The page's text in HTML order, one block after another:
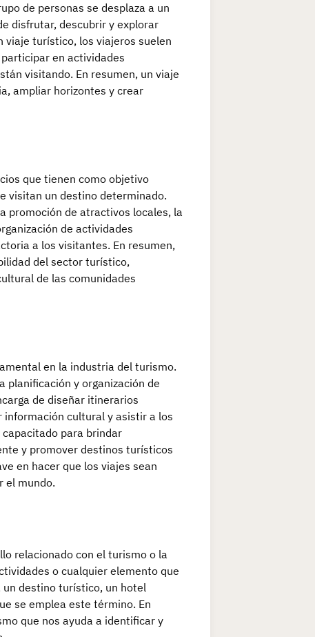
de personas se desplaza a un
disfrutar, descubrir y explorar
viaje turístico, los viajeros suelen
en actividades
visitando. En resumen, un viaje
ampliar horizontes y crear
que tienen como objetivo
visitan un destino determinado.
promoción de atractivos locales, la
de actividades
a los visitantes. En resumen,
del sector turístico,
de las comunidades
en la industria del turismo.
planificación y organización de
de diseñar itinerarios
cultural y asistir a los
para brindar
y promover destinos turísticos
en hacer que los viajes sean
el mundo.
relacionado con el turismo o la
o cualquier elemento que
destino turístico, un hotel
se emplea este término. En
que nos ayuda a identificar y